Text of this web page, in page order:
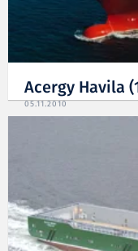
Acergy Havila
05.11.2010